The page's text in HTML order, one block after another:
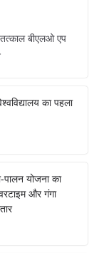
बीएलओ एप
का पहला
पालन योजना का
और गंगा